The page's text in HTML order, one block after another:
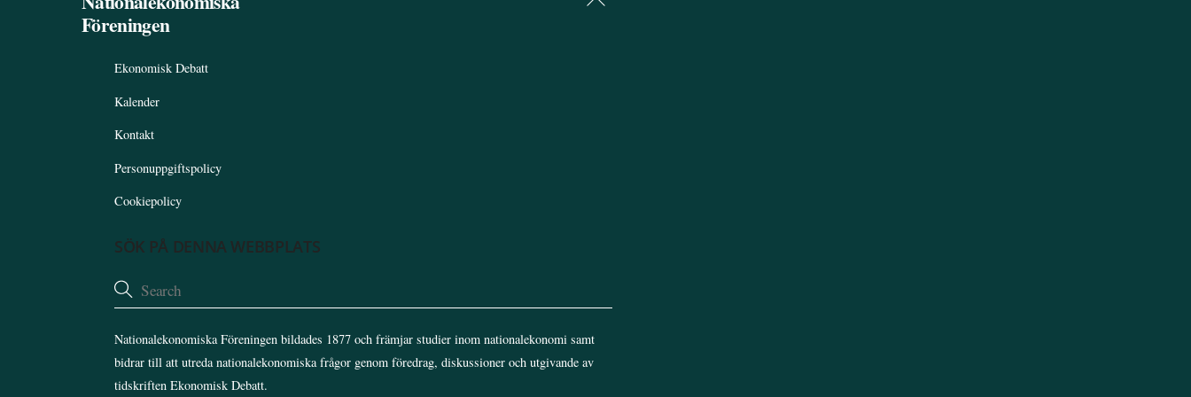
Föreningen
Ekonomisk Debatt
Kalender
Kontakt
Personuppgiftspolicy
Cookiepolicy
SÖK PÅ DENNA WEBBPLATS
Nationalekonomiska Föreningen bildades 1877 och främjar studier inom nationalekonomi samt
bidrar till att utreda nationalekonomiska frågor genom föredrag, diskussioner och utgivande av
tidskriften Ekonomisk Debatt.